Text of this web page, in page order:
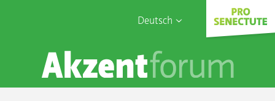
Deutsch
English
Français
Sophia Care